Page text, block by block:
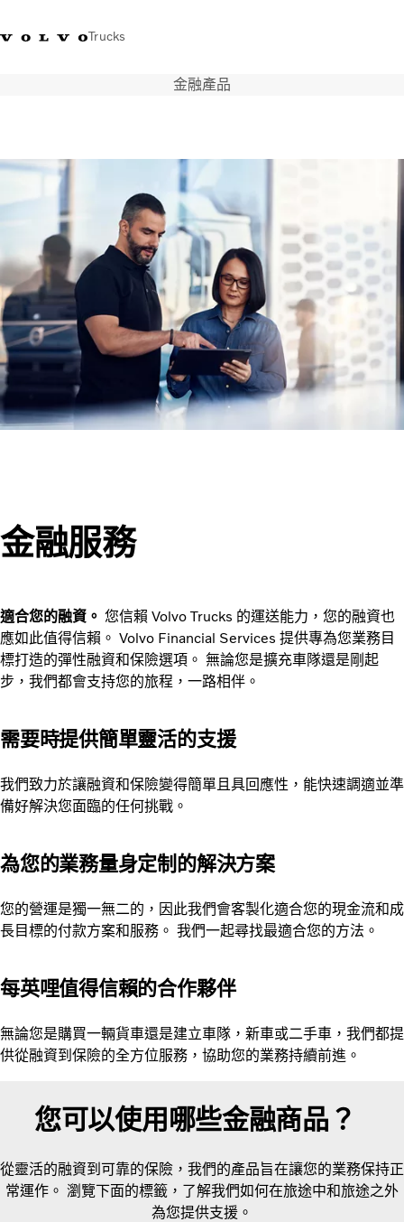
Trucks
售服專線 3713 1788Volvo Trucks 商店
貨車
服務
尋找經銷商
關於我們
聯絡我們
IAL 電子報
下載專區
金融產品
金融服務
適合您的融資。 您信賴 Volvo Trucks 的運送能力，您的融資也
應如此值得信賴。 Volvo Financial Services 提供專為您業務目
標打造的彈性融資和保險選項。 無論您是擴充車隊還是剛起
步，我們都會支持您的旅程，一路相伴。
需要時提供簡單靈活的支援
我們致力於讓融資和保險變得簡單且具回應性，能快速調適並準
備好解決您面臨的任何挑戰。
為您的業務量身定制的解決方案
您的營運是獨一無二的，因此我們會客製化適合您的現金流和成
長目標的付款方案和服務。 我們一起尋找最適合您的方法。
每英哩值得信賴的合作夥伴
無論您是購買一輛貨車還是建立車隊，新車或二手車，我們都提
供從融資到保險的全方位服務，協助您的業務持續前進。
您可以使用哪些金融商品？
從靈活的融資到可靠的保險，我們的產品旨在讓您的業務保持正
常運作。 瀏覽下面的標籤，了解我們如何在旅途中和旅途之外
為您提供支援。